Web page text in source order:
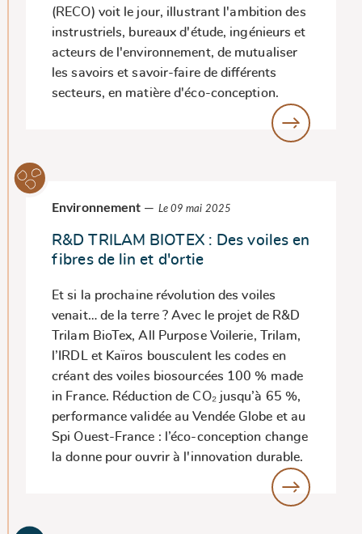
(RECO) voit le jour, illustrant l'ambition des
instrustriels, bureaux d'étude, ingénieurs et
acteurs de l'environnement, de mutualiser
les savoirs et savoir-faire de différents
secteurs, en matière d'éco-conception.
Environnement — Le 09 mai 2025
R&D TRILAM BIOTEX : Des voiles en
fibres de lin et d'ortie
Et si la prochaine révolution des voiles
venait… de la terre ? Avec le projet de R&D
Trilam BioTex, All Purpose Voilerie, Trilam,
l’IRDL et Kaïros bousculent les codes en
créant des voiles biosourcées 100 % made
in France. Réduction de CO₂ jusqu’à 65 %,
performance validée au Vendée Globe et au
Spi Ouest-France : l’éco-conception change
la donne pour ouvrir à l'innovation durable.